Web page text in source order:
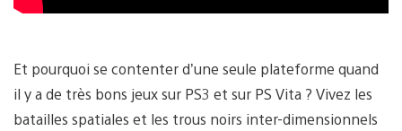
Et pourquoi se contenter d’une seule plateforme quand
il y a de très bons jeux sur PS3 et sur PS Vita ? Vivez les
batailles spatiales et les trous noirs inter-dimensionnels